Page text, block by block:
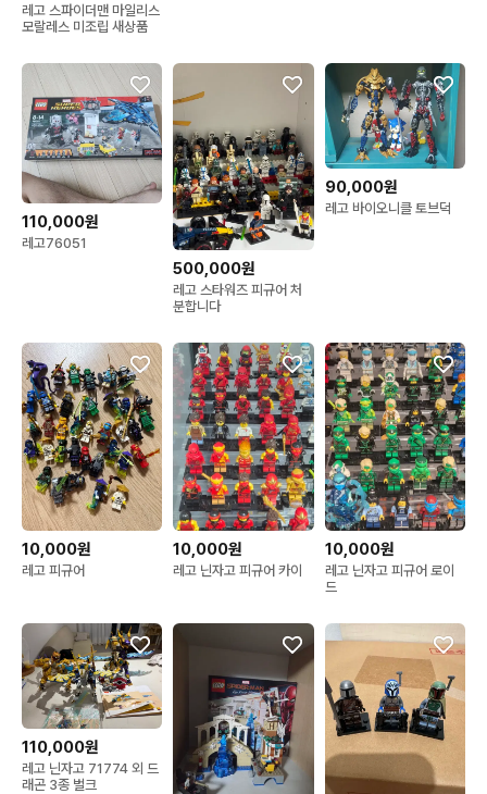
레고 스파이더맨 마일리스
모랄레스 미조립 새상품
110,000원
레고76051
500,000원
레고 스타워즈 피규어 처
분합니다
90,000원
레고 바이오니클 토브덕
10,000원
레고 피규어
10,000원
레고 닌자고 피규어 카이
10,000원
레고 닌자고 피규어 로이
드
110,000원
레고 닌자고 71774 외 드
래곤 3종 벌크